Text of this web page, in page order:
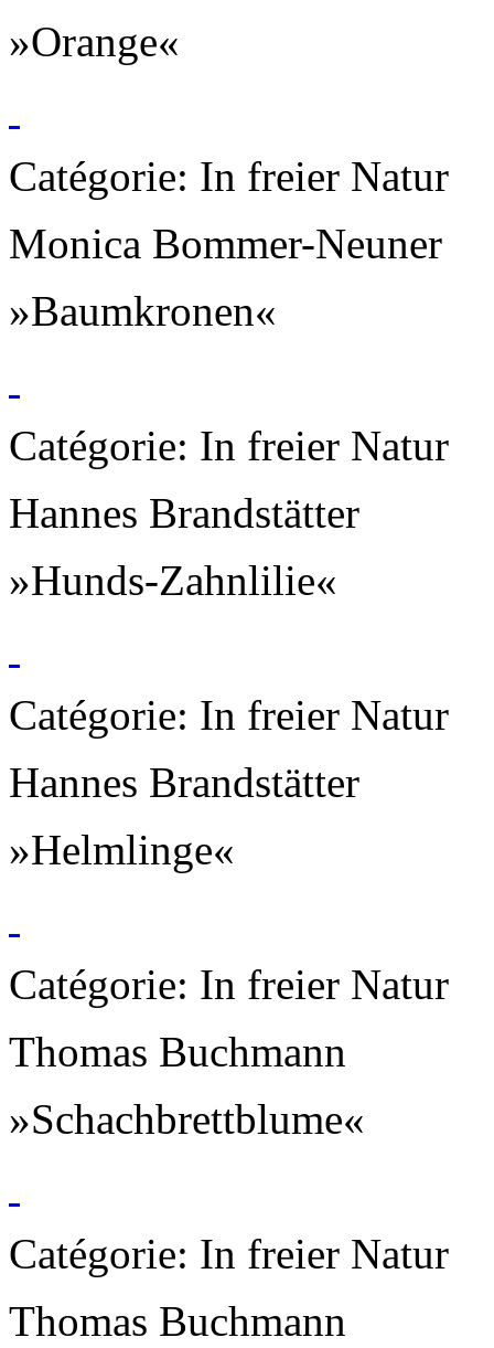
»Orange«
Catégorie: In freier Natur
Monica Bommer-Neuner
»Baumkronen«
Catégorie: In freier Natur
Hannes Brandstätter
»Hunds-Zahnlilie«
Catégorie: In freier Natur
Hannes Brandstätter
»Helmlinge«
Catégorie: In freier Natur
Thomas Buchmann
»Schachbrettblume«
Catégorie: In freier Natur
Thomas Buchmann